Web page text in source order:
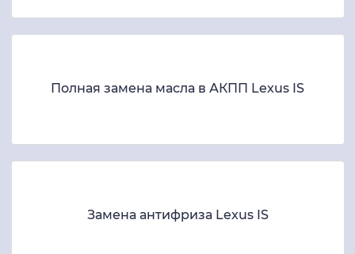
Полная замена масла в АКПП Lexus IS
Замена антифриза Lexus IS